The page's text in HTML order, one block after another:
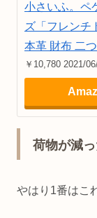
小さいふ。ペ
ズ「フレンチ
本革 財布 二
￥10,780 2021/
荷物が減
やはり1番はこ